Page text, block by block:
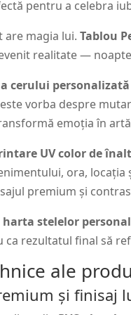
pentru a celebra
are magia lui.Tablou
realitate —
cerului personalizată
vorba despre
emoția în
UV color de
ora,
premium și
stelelor
ca rezultatul final să
ale
și finisaj